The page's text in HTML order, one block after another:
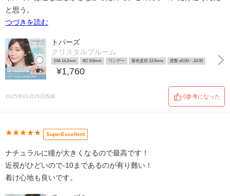
と思う。
つづきを読む
トパーズ
クリスタルブルーム
DIA 14.2mm BC 8.6mm ワンデー 着色直径 13.5mm 度数 ±0.00~ -10.00
¥1,760
2025年01月26日投稿 0参考になった
★★★★★ SuperExcellent
ナチュラルに瞳が大きくなるので最高です！
近視がひどいので-10まであるのが有り難い！
着け心地も良いです。